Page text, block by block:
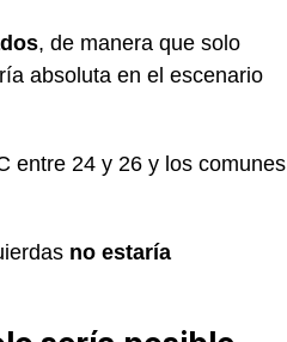
, de manera que solo
absoluta en el escenario
entre 24 y 26 y los comunes
no estaría